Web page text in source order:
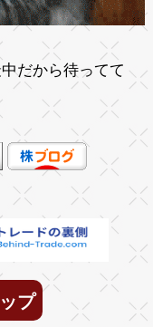
だから待ってて
プ